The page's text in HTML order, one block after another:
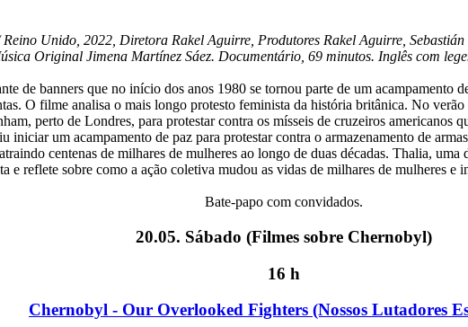
Reino Unido, 2022, Diretora Rakel Aguirre, Produtores Rakel Aguirre,
Original Jimena Martínez Sáez. Documentário, 69 minutos. Inglês com
de banners que no início dos anos 1980 se tornou parte de um acampamento
O filme analisa o mais longo protesto feminista da história britânica. No
perto de Londres, para protestar contra os mísseis de cruzeiros americanos
um acampamento de paz para protestar contra o armazenamento de
centenas de milhares de mulheres ao longo de duas décadas. Thalia,
e reflete sobre como a ação coletiva mudou as vidas de milhares de mulheres e
Bate-papo com convidados.
20.05. Sábado (Filmes sobre Chernobyl)
16 h
Chernobyl - Our Overlooked Fighters (Nossos Lutadores